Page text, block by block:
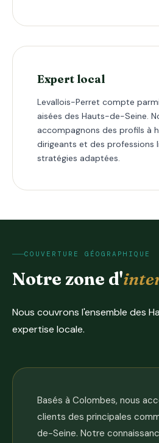
Expert local
Levallois-Perret compte
aisées des Hauts-de-Seine.
accompagnons des profils à
dirigeants et des professions
stratégies adaptées.
COUVERTURE GÉOGRAPHIQUE
Notre zone d'
Nous couvrons l'ensemble des
expertise locale.
Basés à Colombes, nous
clients des principales
de-Seine. Notre